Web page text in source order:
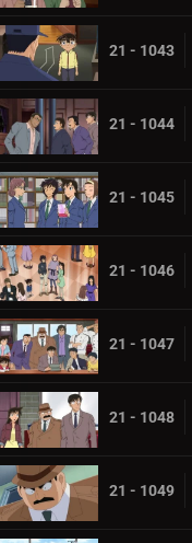
21 - 1043
21 - 1044
21 - 1045
21 - 1046
21 - 1047
21 - 1048
21 - 1049